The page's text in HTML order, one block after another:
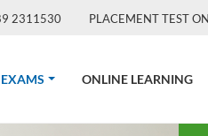
2311530 PLACEMENT TEST
(CURRENT)ONLINE LEARNING